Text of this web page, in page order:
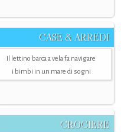
CASE & ARREDI
Il lettino barca a vela fa navigare
i bimbi in un mare di sogni
CROCIERE